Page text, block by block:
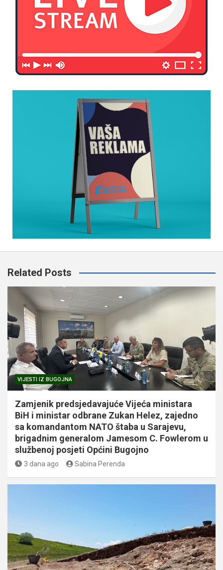
Related Posts
VIJESTI IZ BUGOJNA
Zamjenik predsjedavajuće Vijeća ministara
BiH i ministar odbrane Zukan Helez, zajedno
sa komandantom NATO štaba u Sarajevu,
brigadnim generalom Jamesom C. Fowlerom u
službenoj posjeti Općini Bugojno
3 dana ago Sabina Perenda